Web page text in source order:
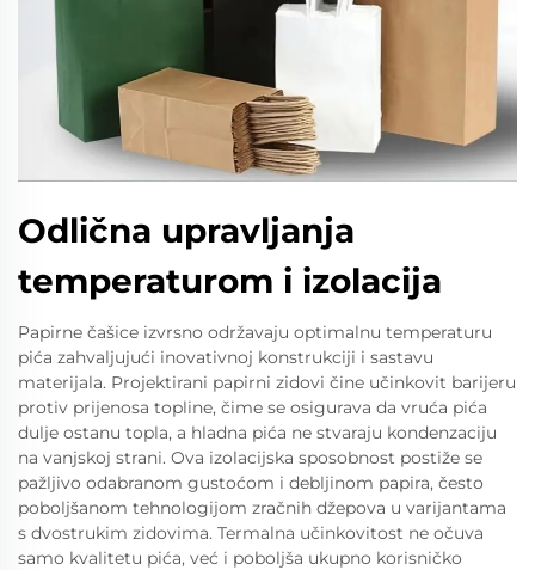
Odlična upravljanja
temperaturom i izolacija
Papirne čašice izvrsno održavaju optimalnu temperaturu
pića zahvaljujući inovativnoj konstrukciji i sastavu
materijala. Projektirani papirni zidovi čine učinkovit barijeru
protiv prijenosa topline, čime se osigurava da vruća pića
dulje ostanu topla, a hladna pića ne stvaraju kondenzaciju
na vanjskoj strani. Ova izolacijska sposobnost postiže se
pažljivo odabranom gustoćom i debljinom papira, često
poboljšanom tehnologijom zračnih džepova u varijantama
s dvostrukim zidovima. Termalna učinkovitost ne očuva
samo kvalitetu pića, već i poboljša ukupno korisničko